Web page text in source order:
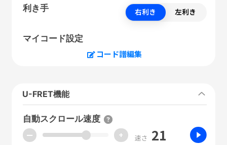
利き手 右利き 左利き
マイコード設定
コード譜編集
U-FRET機能
自動スクロール速度
ー + 速さ 21